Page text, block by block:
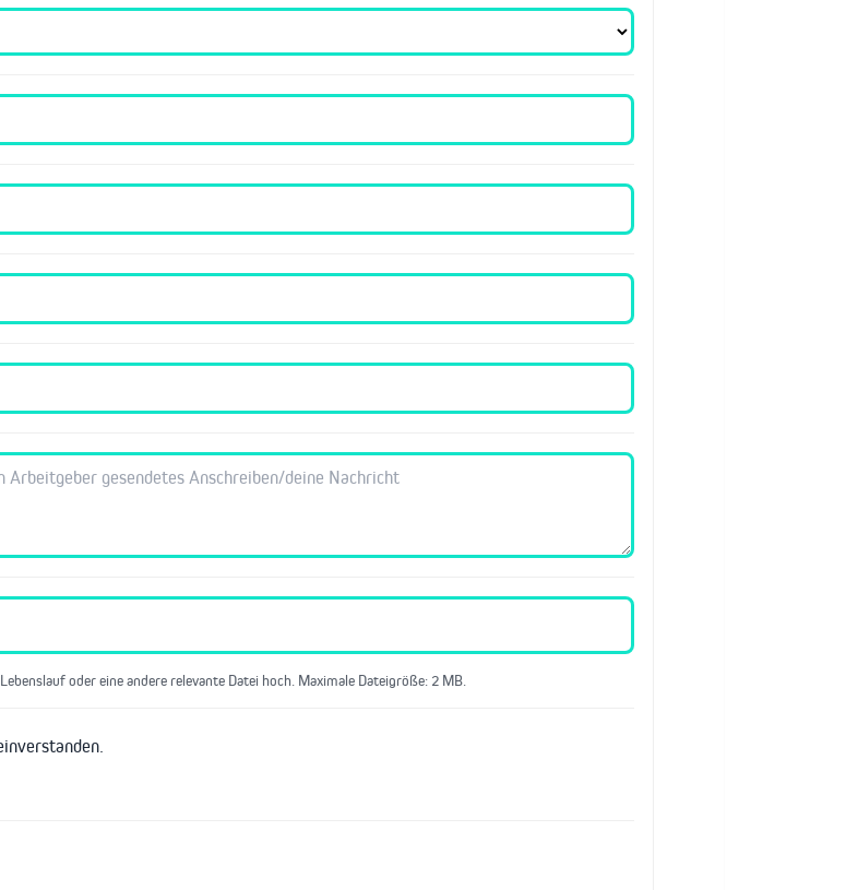
oder eine andere relevante Datei hoch. Maximale Dateigröße: 2 MB.